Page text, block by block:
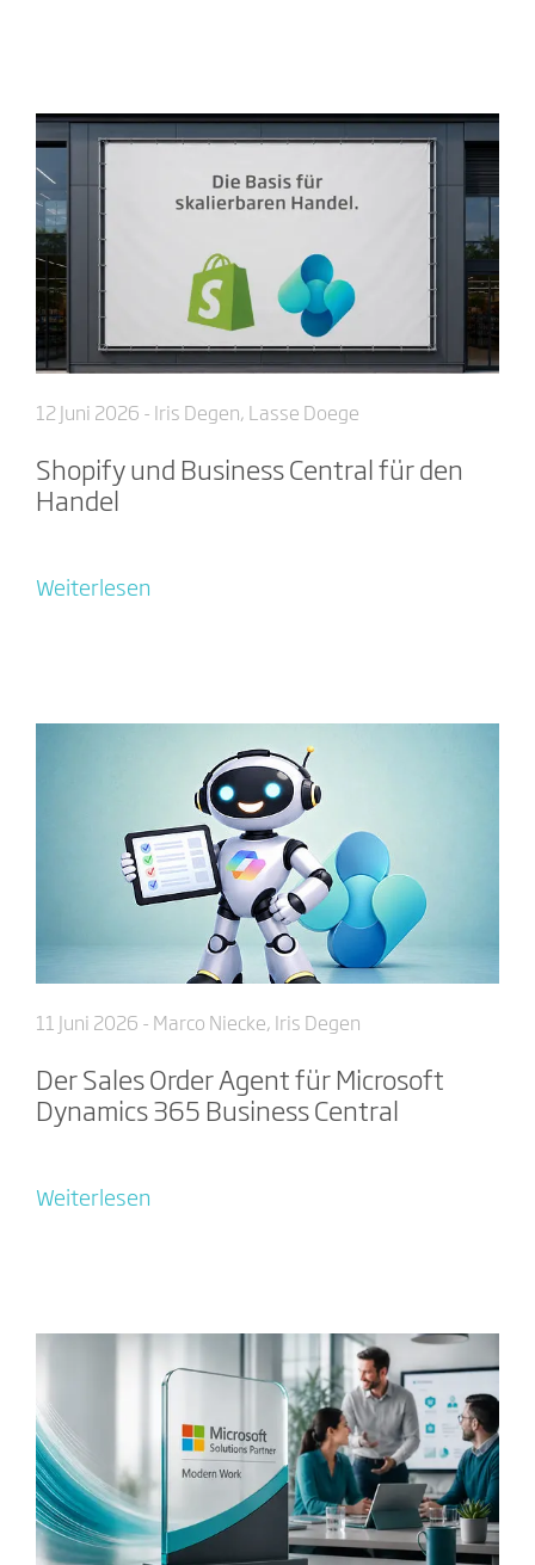
12 Juni 2026 - Iris Degen, Lasse Doege
Shopify und Business Central für den
Handel
Weiterlesen
11 Juni 2026 - Marco Niecke, Iris Degen
Der Sales Order Agent für Microsoft
Dynamics 365 Business Central
Weiterlesen